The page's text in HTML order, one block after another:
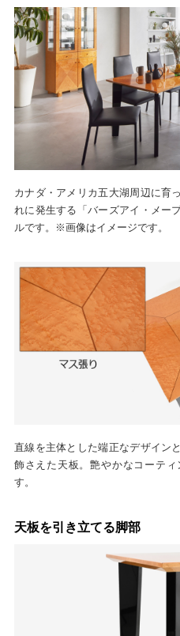
カナダ・アメリカ五大湖周辺に育
れに発生する「バーズアイ・メー
ルです。※画像はイメージです。
直線を主体とした端正なデザイン
飾さえた天板。艶やかなコーテ
す。
天板を引き立てる脚部